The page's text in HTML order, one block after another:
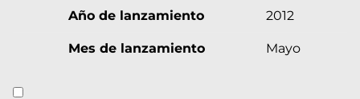
Año de lanzamiento 2012
Mes de lanzamiento Mayo